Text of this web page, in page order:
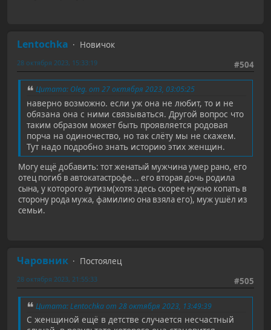
Lentochka
Новичок
#504
28 октября 2023, 15:33:19
Цитата: Oleg. от 27 октября 2023, 03:05:25
наверно возможно. если уж она не любит, то и не
обязана она с ними связываться. Другой вопрос что
таким образом может быть проявляется родовая
порча на одиночество, но так слёту мы не скажем.
Тут надо подробно знать историю этих женщин.
Могу ещё добавить: тот женатый мужчина умер рано, его
отец погиб в автокатастрофе... его вторая дочь родила
сына, у которого аутизм(хотя здесь скорее нужно копать в
сторону рода мужа, фамилию она взяла его), муж ушёл из
семьи.
Чаровник
Постоялец
#505
28 октября 2023, 21:55:33
Цитата: Lentochka от 28 октября 2023, 13:49:39
С женщиной ещё в детстве случается несчастный